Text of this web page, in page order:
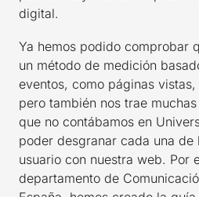
digital.
Ya hemos podido comprobar
un método de medición
eventos, como páginas
pero también nos trae
que no contábamos en
poder desgranar cada una de
usuario con nuestra web. Por
departamento de